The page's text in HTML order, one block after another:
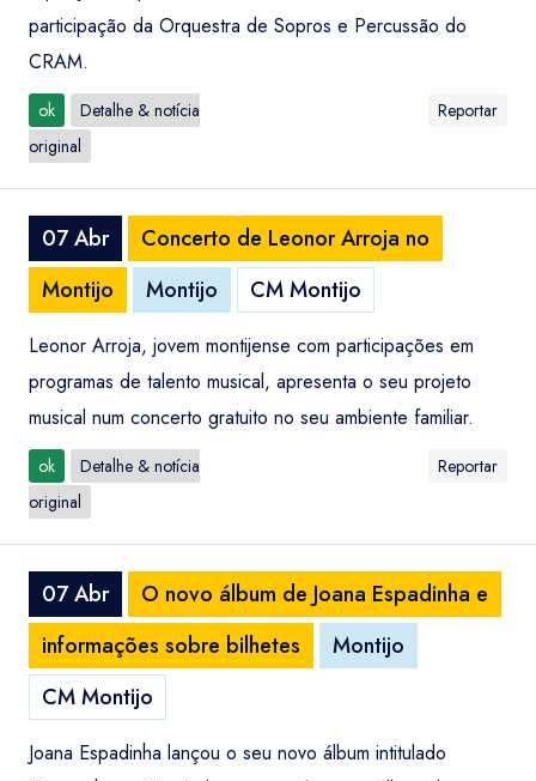
participação da Orquestra de Sopros e Percussão do
CRAM.
ok
Detalhe & notícia
original
Reportar
07 Abr
Concerto de Leonor Arroja no
Montijo
Montijo CM Montijo
Leonor Arroja, jovem montijense com participações em
programas de talento musical, apresenta o seu projeto
musical num concerto gratuito no seu ambiente familiar.
ok
Detalhe & notícia
original
Reportar
07 Abr
O novo álbum de Joana Espadinha e
informações sobre bilhetes
Montijo
CM Montijo
Joana Espadinha lançou o seu novo álbum intitulado